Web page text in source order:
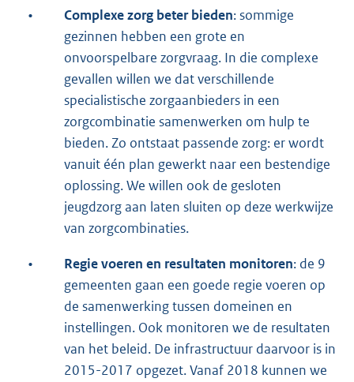
• Complexe zorg beter bieden: sommige
gezinnen hebben een grote en
onvoorspelbare zorgvraag. In die complexe
gevallen willen we dat verschillende
specialistische zorgaanbieders in een
zorgcombinatie samenwerken om hulp te
bieden. Zo ontstaat passende zorg: er wordt
vanuit één plan gewerkt naar een bestendige
oplossing. We willen ook de gesloten
jeugdzorg aan laten sluiten op deze werkwijze
van zorgcombinaties.
• Regie voeren en resultaten monitoren: de 9
gemeenten gaan een goede regie voeren op
de samenwerking tussen domeinen en
instellingen. Ook monitoren we de resultaten
van het beleid. De infrastructuur daarvoor is in
2015-2017 opgezet. Vanaf 2018 kunnen we